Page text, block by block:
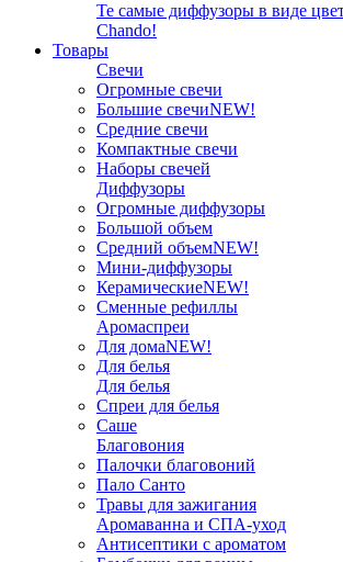
Те самые диффузоры в виде
Chando!
Товары
Свечи
Огромные свечи
Большие свечиNEW!
Средние свечи
Компактные свечи
Наборы свечей
Диффузоры
Огромные диффузоры
Большой объем
Средний объемNEW!
Мини-диффузоры
КерамическиеNEW!
Сменные рефиллы
Аромаспреи
Для домаNEW!
Для белья
Для белья
Спреи для белья
Саше
Благовония
Палочки благовоний
Пало Санто
Травы для зажигания
Аромаванна и СПА-уход
Антисептики с ароматом